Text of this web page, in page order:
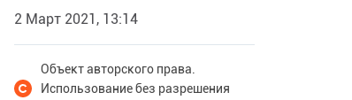
2 Март 2021, 13:14
Объект авторского права.
Использование без разрешения